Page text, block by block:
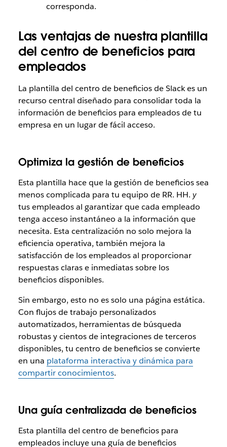
corresponda.
Las ventajas de nuestra plantilla
del centro de beneficios para
empleados
La plantilla del centro de beneficios de Slack es un
recurso central diseñado para consolidar toda la
información de beneficios para empleados de tu
empresa en un lugar de fácil acceso.
Optimiza la gestión de beneficios
Esta plantilla hace que la gestión de beneficios sea
menos complicada para tu equipo de RR. HH. y
tus empleados al garantizar que cada empleado
tenga acceso instantáneo a la información que
necesita. Esta centralización no solo mejora la
eficiencia operativa, también mejora la
satisfacción de los empleados al proporcionar
respuestas claras e inmediatas sobre los
beneficios disponibles.
Sin embargo, esto no es solo una página estática‌.
Con flujos de trabajo personalizados
automatizados, herramientas de búsqueda
robustas y cientos de integraciones de terceros
disponibles, tu centro de beneficios se convierte
en una plataforma interactiva y dinámica para
compartir conocimientos.
Una guía centralizada de beneficios
Esta plantilla del centro de beneficios para
empleados incluye una guía de beneficios